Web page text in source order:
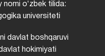
nomi oʻzbek tilida:
universiteti
davlat boshqaruvi
hokimiyati